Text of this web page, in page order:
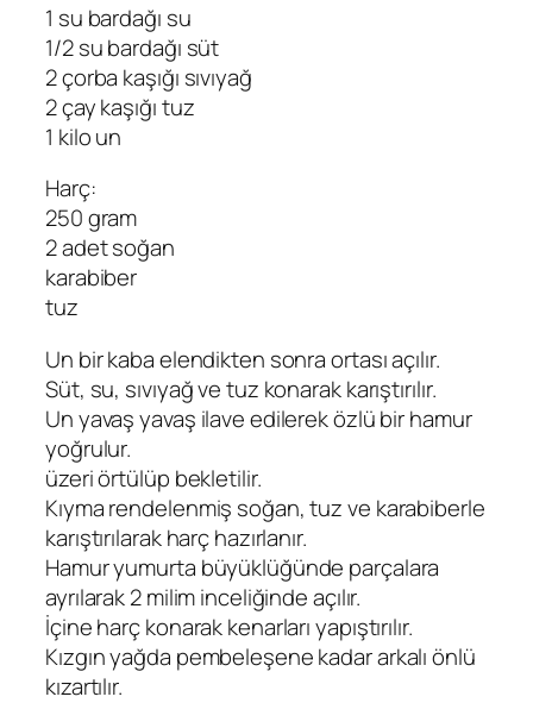
1 su bardağı su
1/2 su bardağı süt
2 çorba kaşığı sıvıyağ
2 çay kaşığı tuz
1 kilo un
Harç:
250 gram
2 adet soğan
karabiber
tuz
Un bir kaba elendikten sonra ortası açılır.
Süt, su, sıvıyağ ve tuz konarak karıştırılır.
Un yavaş yavaş ilave edilerek özlü bir hamur
yoğrulur.
üzeri örtülüp bekletilir.
Kıyma rendelenmiş soğan, tuz ve karabiberle
karıştırılarak harç hazırlanır.
Hamur yumurta büyüklüğünde parçalara
ayrılarak 2 milim inceliğinde açılır.
İçine harç konarak kenarları yapıştırılır.
Kızgın yağda pembeleşene kadar arkalı önlü
kızartılır.